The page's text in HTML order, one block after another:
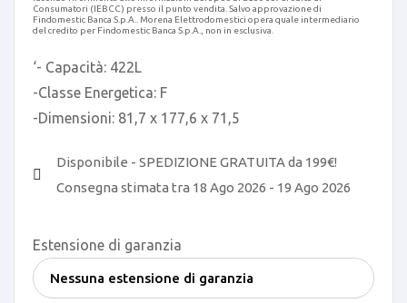
Consumatori (IEBCC) presso il punto vendita. Salvo approvazione di
Findomestic Banca S.p.A.. Morena Elettrodomestici opera quale intermediario
del credito per Findomestic Banca S.p.A., non in esclusiva.
‘- Capacità: 422L
-Classe Energetica: F
-Dimensioni: 81,7 x 177,6 x 71,5
Disponibile - SPEDIZIONE GRATUITA da 199€!
Consegna stimata tra 18 Ago 2026 - 19 Ago 2026
Estensione di garanzia